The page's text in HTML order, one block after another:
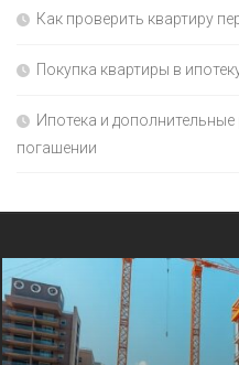
Как проверить квартиру
Покупка квартиры в
Ипотека и
погашении